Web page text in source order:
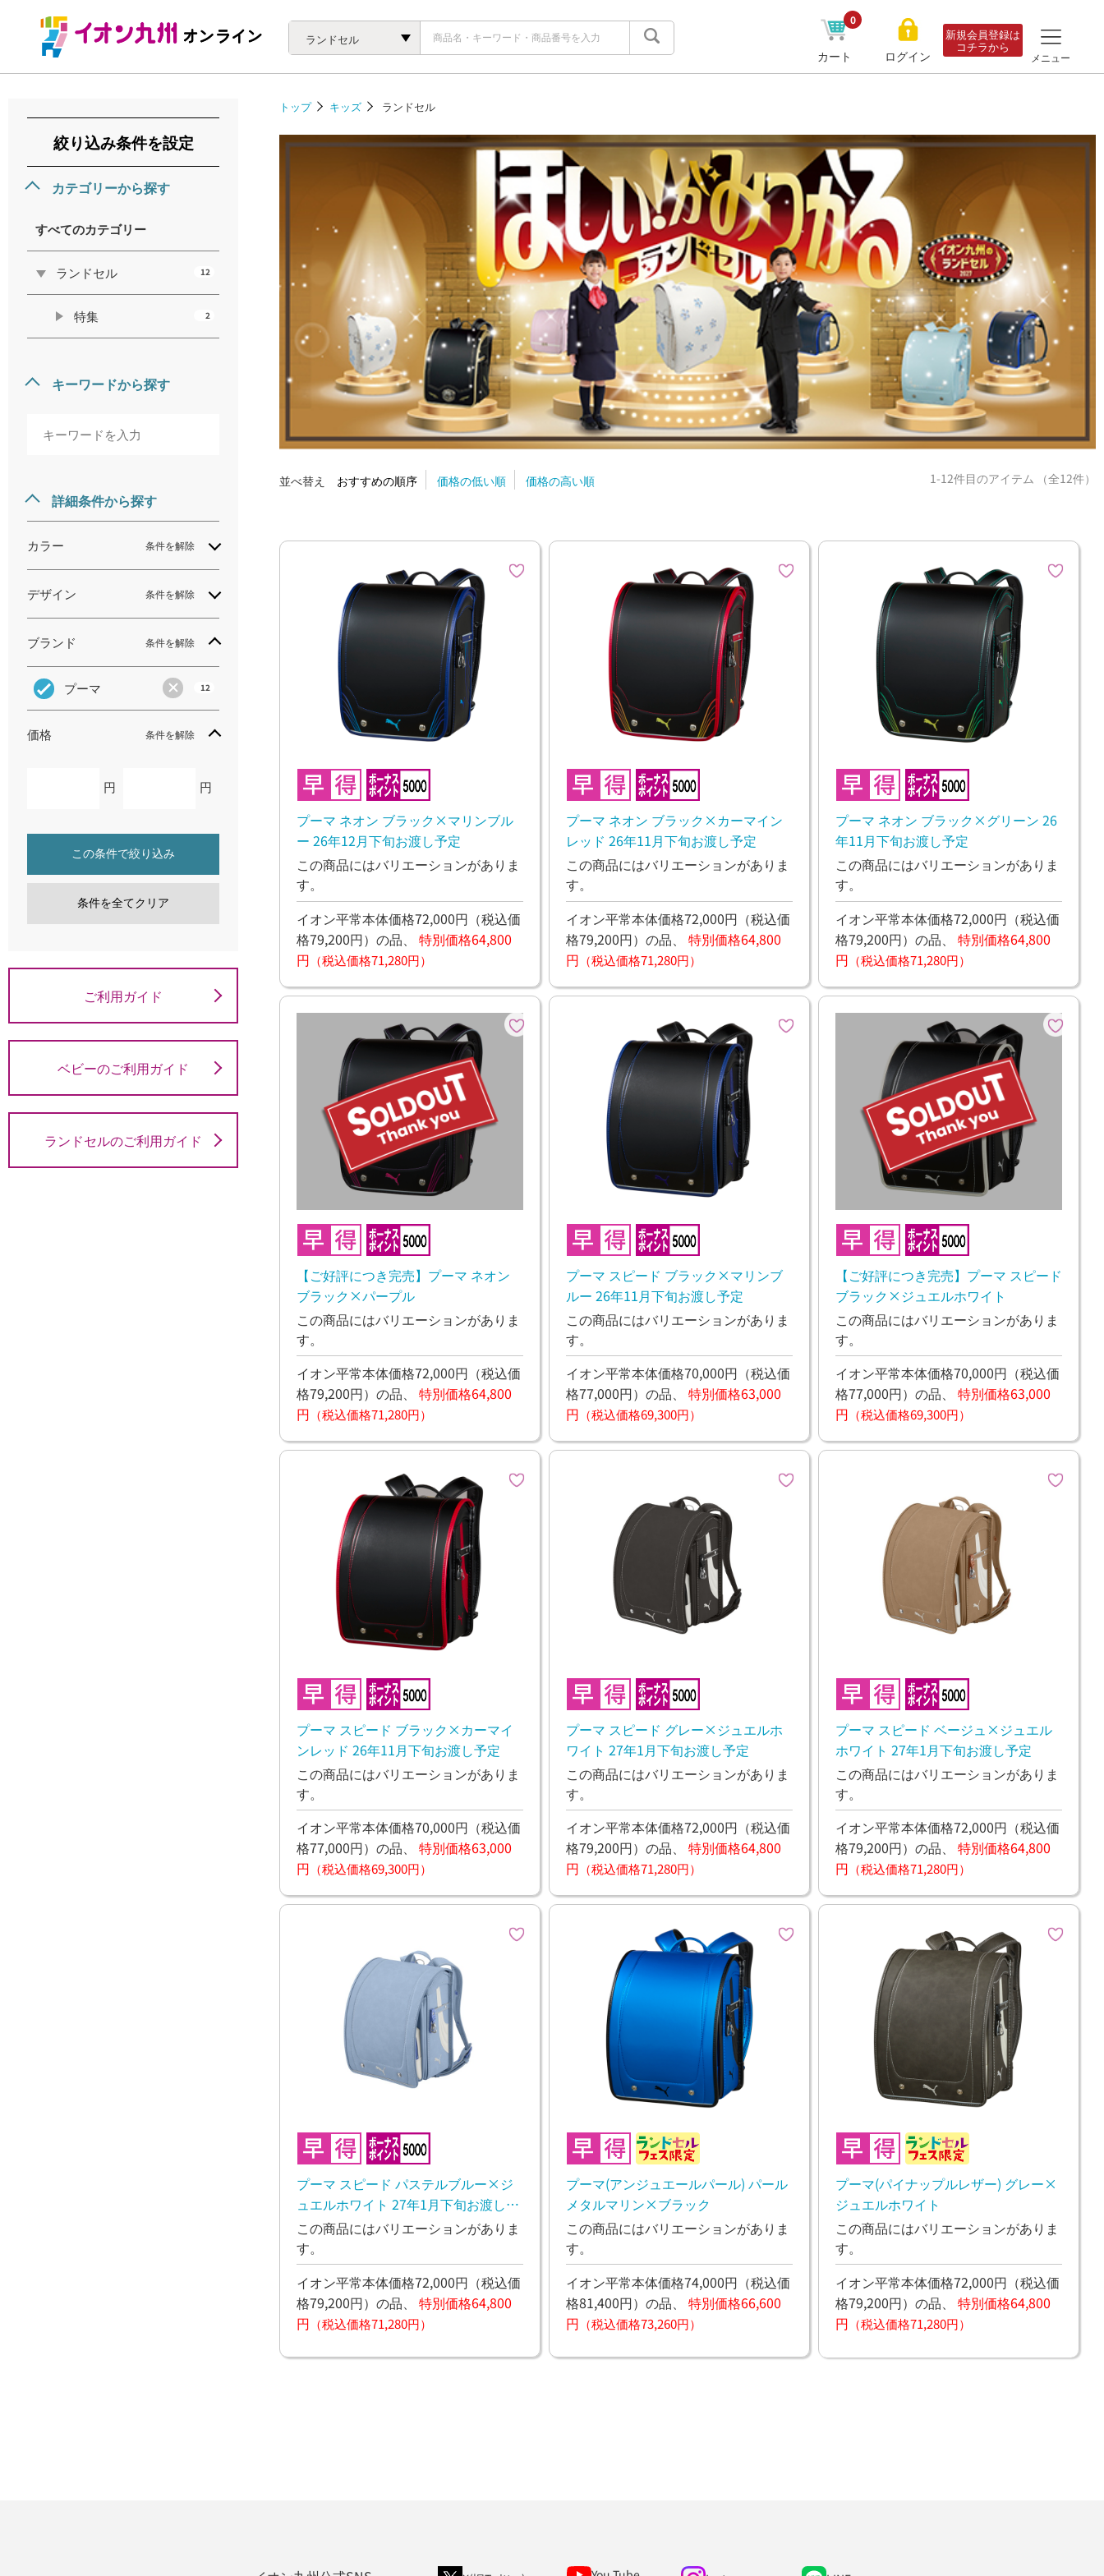
ランドセル
カート
0
ログイン
新規会員登録は
コチラから
メニュー
絞り込み条件を設定
カテゴリーから探す
すべてのカテゴリー
ランドセル 12
特集 2
キーワードから探す
詳細条件から探す
カラー 条件を解除
デザイン 条件を解除
ブランド 条件を解除
プーマ 12
価格 条件を解除
円 円
この条件で絞り込み
条件を全てクリア
ご利用ガイド
ベビーのご利用ガイド
ランドセルのご利用ガイド
トップ キッズ ランドセル
並べ替え おすすめの順序 価格の低い順 価格の高い順 1-12件目のアイテム （全12件）
プーマ ネオン ブラック×マリンブル
ー 26年12月下旬お渡し予定
この商品にはバリエーションがありま
す。
イオン平常本体価格72,000円 （税込価
格79,200円） の品、 特別価格64,800
円 （税込価格71,280円）
プーマ ネオン ブラック×カーマイン
レッド 26年11月下旬お渡し予定
この商品にはバリエーションがありま
す。
イオン平常本体価格72,000円 （税込価
格79,200円） の品、 特別価格64,800
円 （税込価格71,280円）
プーマ ネオン ブラック×グリーン 26
年11月下旬お渡し予定
この商品にはバリエーションがありま
す。
イオン平常本体価格72,000円 （税込価
格79,200円） の品、 特別価格64,800
円 （税込価格71,280円）
【ご好評につき完売】プーマ ネオン
ブラック×パープル
この商品にはバリエーションがありま
す。
イオン平常本体価格72,000円 （税込価
格79,200円） の品、 特別価格64,800
円 （税込価格71,280円）
プーマ スピード ブラック×マリンブ
ルー 26年11月下旬お渡し予定
この商品にはバリエーションがありま
す。
イオン平常本体価格70,000円 （税込価
格77,000円） の品、 特別価格63,000
円 （税込価格69,300円）
【ご好評につき完売】プーマ スピード
ブラック×ジュエルホワイト
この商品にはバリエーションがありま
す。
イオン平常本体価格70,000円 （税込価
格77,000円） の品、 特別価格63,000
円 （税込価格69,300円）
プーマ スピード ブラック×カーマイ
ンレッド 26年11月下旬お渡し予定
この商品にはバリエーションがありま
す。
イオン平常本体価格70,000円 （税込価
格77,000円） の品、 特別価格63,000
円 （税込価格69,300円）
プーマ スピード グレー×ジュエルホ
ワイト 27年1月下旬お渡し予定
この商品にはバリエーションがありま
す。
イオン平常本体価格72,000円 （税込価
格79,200円） の品、 特別価格64,800
円 （税込価格71,280円）
プーマ スピード ベージュ×ジュエル
ホワイト 27年1月下旬お渡し予定
この商品にはバリエーションがありま
す。
イオン平常本体価格72,000円 （税込価
格79,200円） の品、 特別価格64,800
円 （税込価格71,280円）
プーマ スピード パステルブルー×ジ
ュエルホワイト 27年1月下旬お渡し予
定
この商品にはバリエーションがありま
す。
イオン平常本体価格72,000円 （税込価
格79,200円） の品、 特別価格64,800
円 （税込価格71,280円）
プーマ(アンジュエールパール) パール
メタルマリン×ブラック
この商品にはバリエーションがありま
す。
イオン平常本体価格74,000円 （税込価
格81,400円） の品、 特別価格66,600
円 （税込価格73,260円）
プーマ(パイナップルレザー) グレー×
ジュエルホワイト
この商品にはバリエーションがありま
す。
イオン平常本体価格72,000円 （税込価
格79,200円） の品、 特別価格64,800
円 （税込価格71,280円）